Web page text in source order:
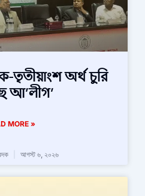
তৃতীয়াংশ অর্থ চুরি
আ’লীগ’
MORE »
আগস্ট ৬, ২০২৬